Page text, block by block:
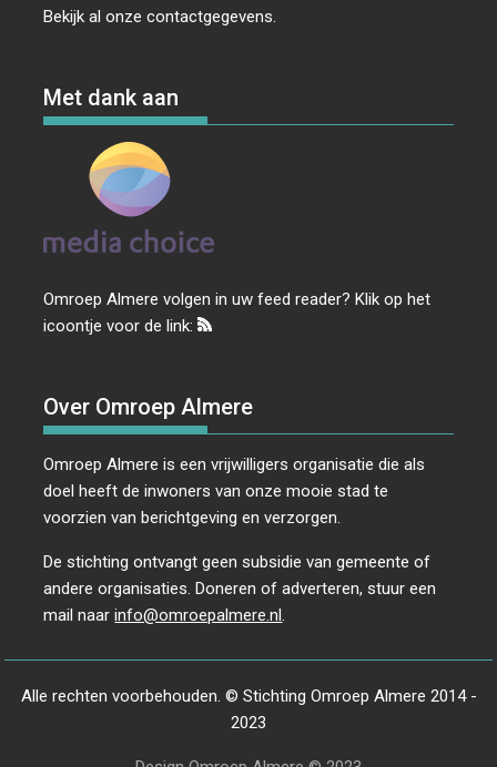
Bekijk al onzecontactgegevens.
Met dank aan
Omroep Almere volgen in uw feed reader? Klik op het
icoontje voor de link:
Over Omroep Almere
Omroep Almere is een vrijwilligers organisatie die als
doel heeft de inwoners van onze mooie stad te
voorzien van berichtgeving en verzorgen.
De stichting ontvangt geen subsidie van gemeente of
andere organisaties. Doneren of adverteren, stuur een
mail naarinfo@omroepalmere.nl.
Alle rechten voorbehouden. © Stichting Omroep Almere 2014 -
2023